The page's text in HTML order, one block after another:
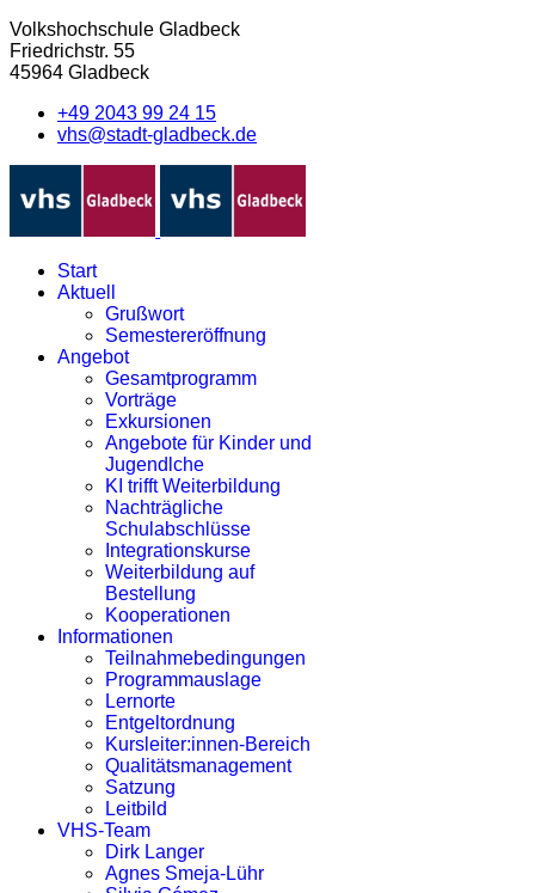
Volkshochschule Gladbeck
Friedrichstr. 55
45964 Gladbeck
+49 2043 99 24 15
vhs@stadt-gladbeck.de
Start
Aktuell
Grußwort
Semestereröffnung
Angebot
Gesamtprogramm
Vorträge
Exkursionen
Angebote für Kinder und
Jugendlche
KI trifft Weiterbildung
Nachträgliche
Schulabschlüsse
Integrationskurse
Weiterbildung auf
Bestellung
Kooperationen
Informationen
Teilnahmebedingungen
Programmauslage
Lernorte
Entgeltordnung
Kursleiter:innen-Bereich
Qualitätsmanagement
Satzung
Leitbild
VHS-Team
Dirk Langer
Agnes Smeja-Lühr